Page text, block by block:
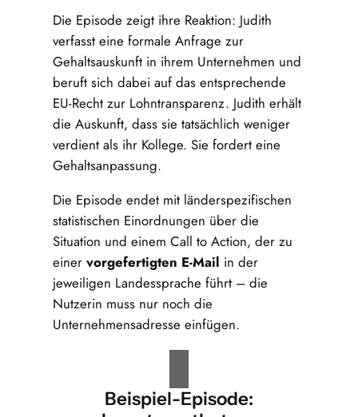
Die Episode zeigt ihre Reaktion: Judith
verfasst eine formale Anfrage zur
Gehaltsauskunft in ihrem Unternehmen und
beruft sich dabei auf das entsprechende
EU-Recht zur Lohntransparenz. Judith erhält
die Auskunft, dass sie tatsächlich weniger
verdient als ihr Kollege. Sie fordert eine
Gehaltsanpassung.
Die Episode endet mit länderspezifischen
statistischen Einordnungen über die
Situation und einem Call to Action, der zu
einervorgefertigten E-Mail in der
jeweiligen Landessprache führt – die
Nutzerin muss nur noch die
Unternehmensadresse einfügen.
Beispiel-Episode: